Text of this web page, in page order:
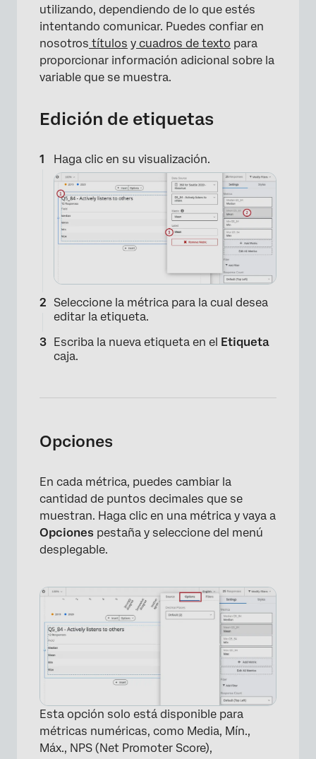
×
utilizando, dependiendo de lo que estés
intentando comunicar. Puedes confiar en
nosotros títulos y cuadros de texto para
proporcionar información adicional sobre la
variable que se muestra.
Edición de etiquetas
Haga clic en su visualización.
×
Seleccione la métrica para la cual desea
editar la etiqueta.
Escriba la nueva etiqueta en el Etiqueta
caja.
Opciones
En cada métrica, puedes cambiar la
cantidad de puntos decimales que se
muestran. Haga clic en una métrica y vaya a
Opciones pestaña y seleccione del menú
desplegable.
Esta opción solo está disponible para
métricas numéricas, como Media, Mín.,
Máx., NPS (Net Promoter Score),